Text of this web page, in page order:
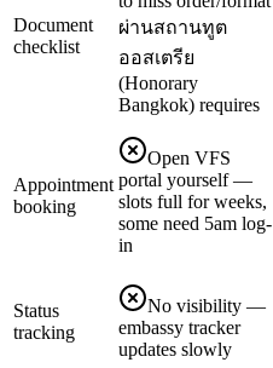
Document
checklist
ผ่านสถานทูต
ออสเตรีย
(Honorary
Bangkok) requires
Appointment
booking
Open VFS
portal yourself —
slots full for weeks,
some need 5am log-
in
Status
tracking
No visibility —
embassy tracker
updates slowly